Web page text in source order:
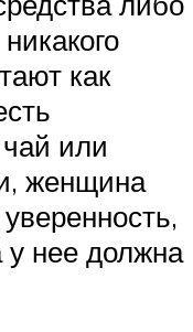
как
или
женщина
у нее должна